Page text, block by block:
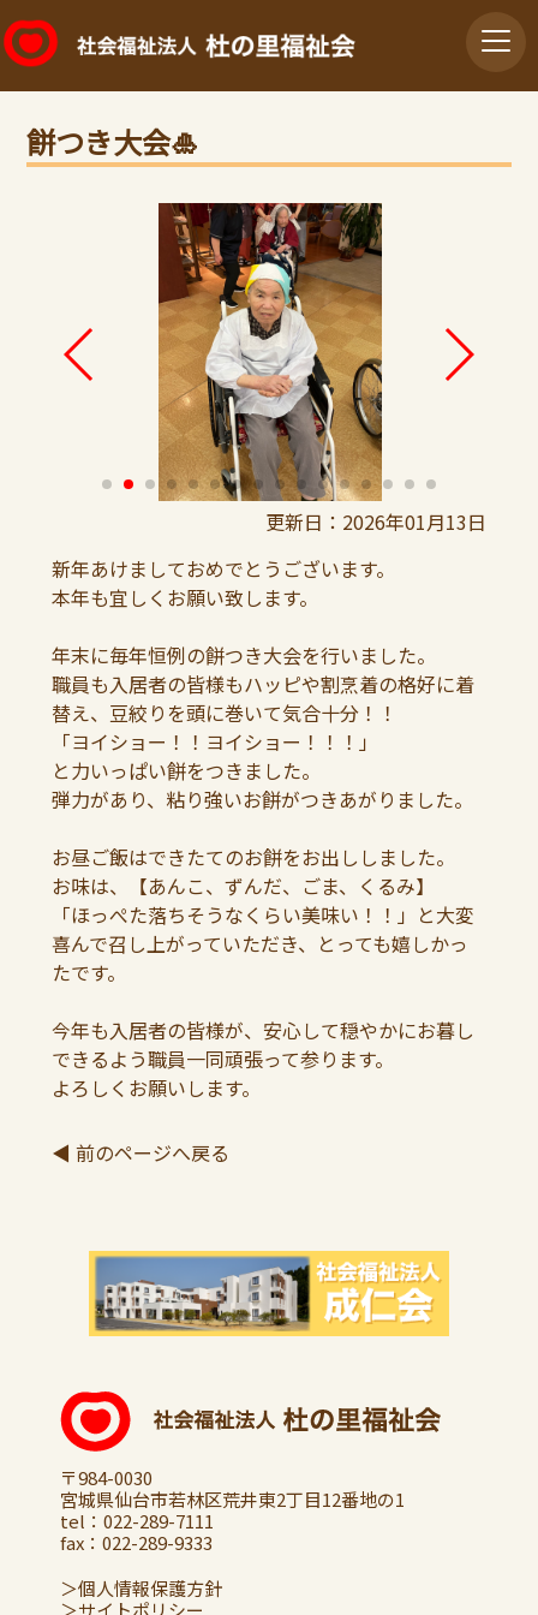
餅つき大会🎍
更新日：2026年01月13日
新年あけましておめでとうございます。
本年も宜しくお願い致します。
年末に毎年恒例の餅つき大会を行いました。
職員も入居者の皆様もハッピや割烹着の格好に着
替え、豆絞りを頭に巻いて気合十分！！
「ヨイショー！！ヨイショー！！！」
と力いっぱい餅をつきました。
弾力があり、粘り強いお餅がつきあがりました。
お昼ご飯はできたてのお餅をお出ししました。
お味は、【あんこ、ずんだ、ごま、くるみ】
「ほっぺた落ちそうなくらい美味い！！」と大変
喜んで召し上がっていただき、とっても嬉しかっ
たです。
今年も入居者の皆様が、安心して穏やかにお暮し
できるよう職員一同頑張って参ります。
よろしくお願いします。
◀ 前のページへ戻る
〒984-0030
宮城県仙台市若林区荒井東2丁目12番地の1
tel： 022-289-7111
fax：022-289-9333
＞個人情報保護方針
＞サイトポリシー